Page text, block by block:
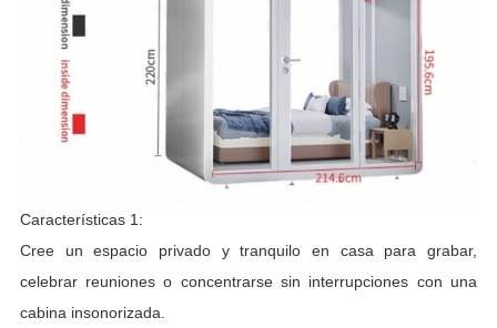
Características 1:
Cree un espacio privado y tranquilo en casa para grabar,
celebrar reuniones o concentrarse sin interrupciones con una
cabina insonorizada.